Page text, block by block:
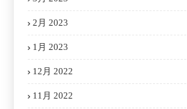
2月 2023
1月 2023
12月 2022
11月 2022